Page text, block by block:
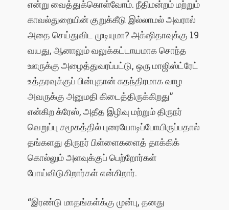
என்று வைத்துக்கொள்வோம். நீதிமன்றம் மற்றும்
காவல்துறையின் குறுக்கீடு இல்லாமல் அவரால்
அதை செய்துவிட முடியுமா? அக்‌ஷிதாவுக்கு 19
வயது, ஆனாலும் வலுக்கட்டாயமாக சொந்த
ஊருக்கு அழைத்துவரப்பட்டு, ஒரு மாஜிஸ்ட்ரேட்
உத்தரவுக்குப் பின்புதான் சுதந்திரமாக வாழ
அவருக்கு அனுமதி கிடைத்திருக்கிறது”
என்கிற க்ரேஸ், அதீத இழிவு மற்றும் திருநர்
வெறுப்பு சமூகத்தில் புரையோடிப்போயிருப்பதால்
தங்களது திருநர் பிள்ளைகளைத் தாக்கிக்
கொல்லும் அளவுக்குப் பெற்றோர்கள்
போய்விடுகிறார்கள் என்கிறார்.
“இரண்டு மாதங்கள்க்கு முன்பு, தனது